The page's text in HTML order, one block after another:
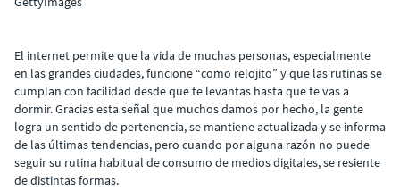
El internet permite que la vida de muchas personas, especialmente
en las grandes ciudades, funcione “como relojito” y que las rutinas se
cumplan con facilidad desde que te levantas hasta que te vas a
dormir. Gracias esta señal que muchos damos por hecho, la gente
logra un sentido de pertenencia, se mantiene actualizada y se informa
de las últimas tendencias, pero cuando por alguna razón no puede
seguir su rutina habitual de consumo de medios digitales, se resiente
de distintas formas.